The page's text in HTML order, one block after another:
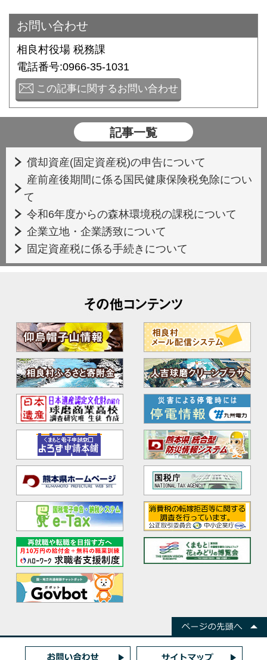
お問い合わせ
相良村役場 税務課
電話番号:0966-35-1031
この記事に関するお問い合わせ
記事一覧
償却資産(固定資産税)の申告について
産前産後期間に係る国民健康保険税免除につい
て
令和6年度からの森林環境税の課税について
企業立地・企業誘致について
固定資産税に係る手続きについて